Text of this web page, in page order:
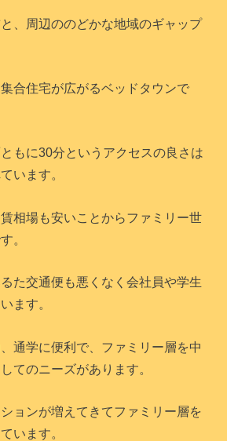
、周辺ののどかな地域のギャップ
合住宅が広がるベッドタウンで
もに30分というアクセスの良さは
います。
相場も安いことからファミリー世
。
た交通便も悪くなく会社員や学生
ます。
通学に便利で、ファミリー層を中
てのニーズがあります。
ョンが増えてきてファミリー層を
います。